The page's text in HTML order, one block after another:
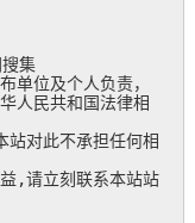
集
单位及个人负责，
人民共和国法律相
对此不承担任何相
,请立刻联系本站站